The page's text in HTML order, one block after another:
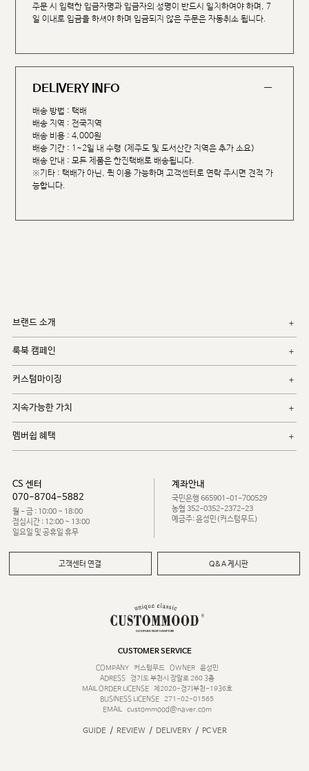
주문 시 입력한 입금자명과 입금자의 성명이 반드시 일치하여야 하며, 7
일 이내로 입금을 하셔야 하며 입금되지 않은 주문은 자동취소 됩니다.
DELIVERY INFO
배송 방법 : 택배
배송 지역 : 전국지역
배송 비용 : 4,000원
배송 기간 : 1~2일 내 수령 (제주도 및 도서산간 지역은 추가 소요)
배송 안내 : 모든 제품은 한진택배로 배송됩니다.
※기타 : 택배가 아닌, 퀵 이용 가능하며 고객센터로 연락 주시면 견적 가
능합니다.
브랜드 소개
룩북 캠페인
커스텀마이징
지속가능한 가치
멤버쉽 혜택
CS 센터
070-8704-5882
월 - 금 : 10:00 ~ 18:00
점심시간 : 12:00 ~ 13:00
일요일 및 공휴일 휴무
계좌안내
국민은행 665901-01-700529
농협 352-0352-2372-23
예금주: 윤성민(커스텀무드)
고객센터 연결 Q&A 게시판
CUSTOMER SERVICE
COMPANY
커스텀무드 OWNER
윤성민
ADRESS
경기도 부천시 장말로 260 3층
MAIL ORDER LICENSE
제2020-경기부천-1936호
BUSINESS LICENSE 271-02-01565
EMAIL
custommood@naver.com
GUIDE / REVIEW / DELIVERY / PC VER